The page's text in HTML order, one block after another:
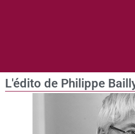
L'édito de Philippe